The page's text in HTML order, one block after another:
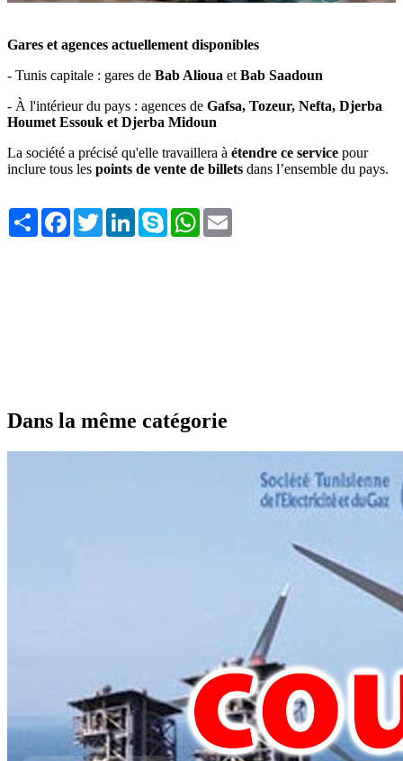
Gares et agences actuellement disponibles
- Tunis capitale : gares de Bab Alioua et Bab Saadoun
- À l'intérieur du pays : agences de Gafsa, Tozeur, Nefta, Djerba
Houmet Essouk et Djerba Midoun
La société a précisé qu'elle travaillera à étendre ce service pour
inclure tous les points de vente de billets dans l’ensemble du pays.
Share FacebookTwitterLinkedInSkype WhatsApp
Dans la même catégorie